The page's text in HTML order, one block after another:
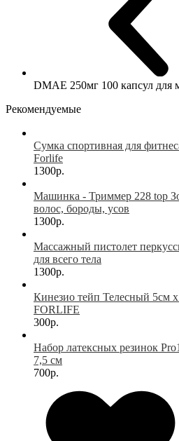
DMAE 250мг 100 капсул для
Рекомендуемые
Сумка спортивная для
Forlife
1300р.
Машинка - Триммер 228 top
волос, бороды, усов
1300р.
Массажный пистолет
для всего тела
1300р.
Кинезио тейп Телесный 5см
FORLIFE
300р.
Набор латексных резинок
7,5 см
700р.